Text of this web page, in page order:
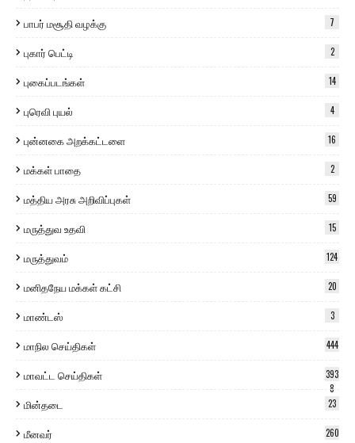
பாபர் மசூதி வழக்கு
7
புகார் பெட்டி 2
புகைப்படங்கள் 14
புரெவி புயல் 4
புன்னகை அறக்கட்டளை 16
மக்கள் பாதை 2
மத்திய அரசு அறிவிப்புகள் 59
மருத்துவ உதவி 15
மருத்துவம் 124
மனிதநேய மக்கள் கட்சி 20
மாண்டஸ் 3
மாநில செய்திகள் 444
மாவட்ட செய்திகள்
393
8
மின்தடை 23
மீனவர் 260